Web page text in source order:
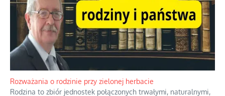
Bezobsługowe muzeum objawień w Alpach
Boże, nikt tego nie pilnuje, nic kompletnie....